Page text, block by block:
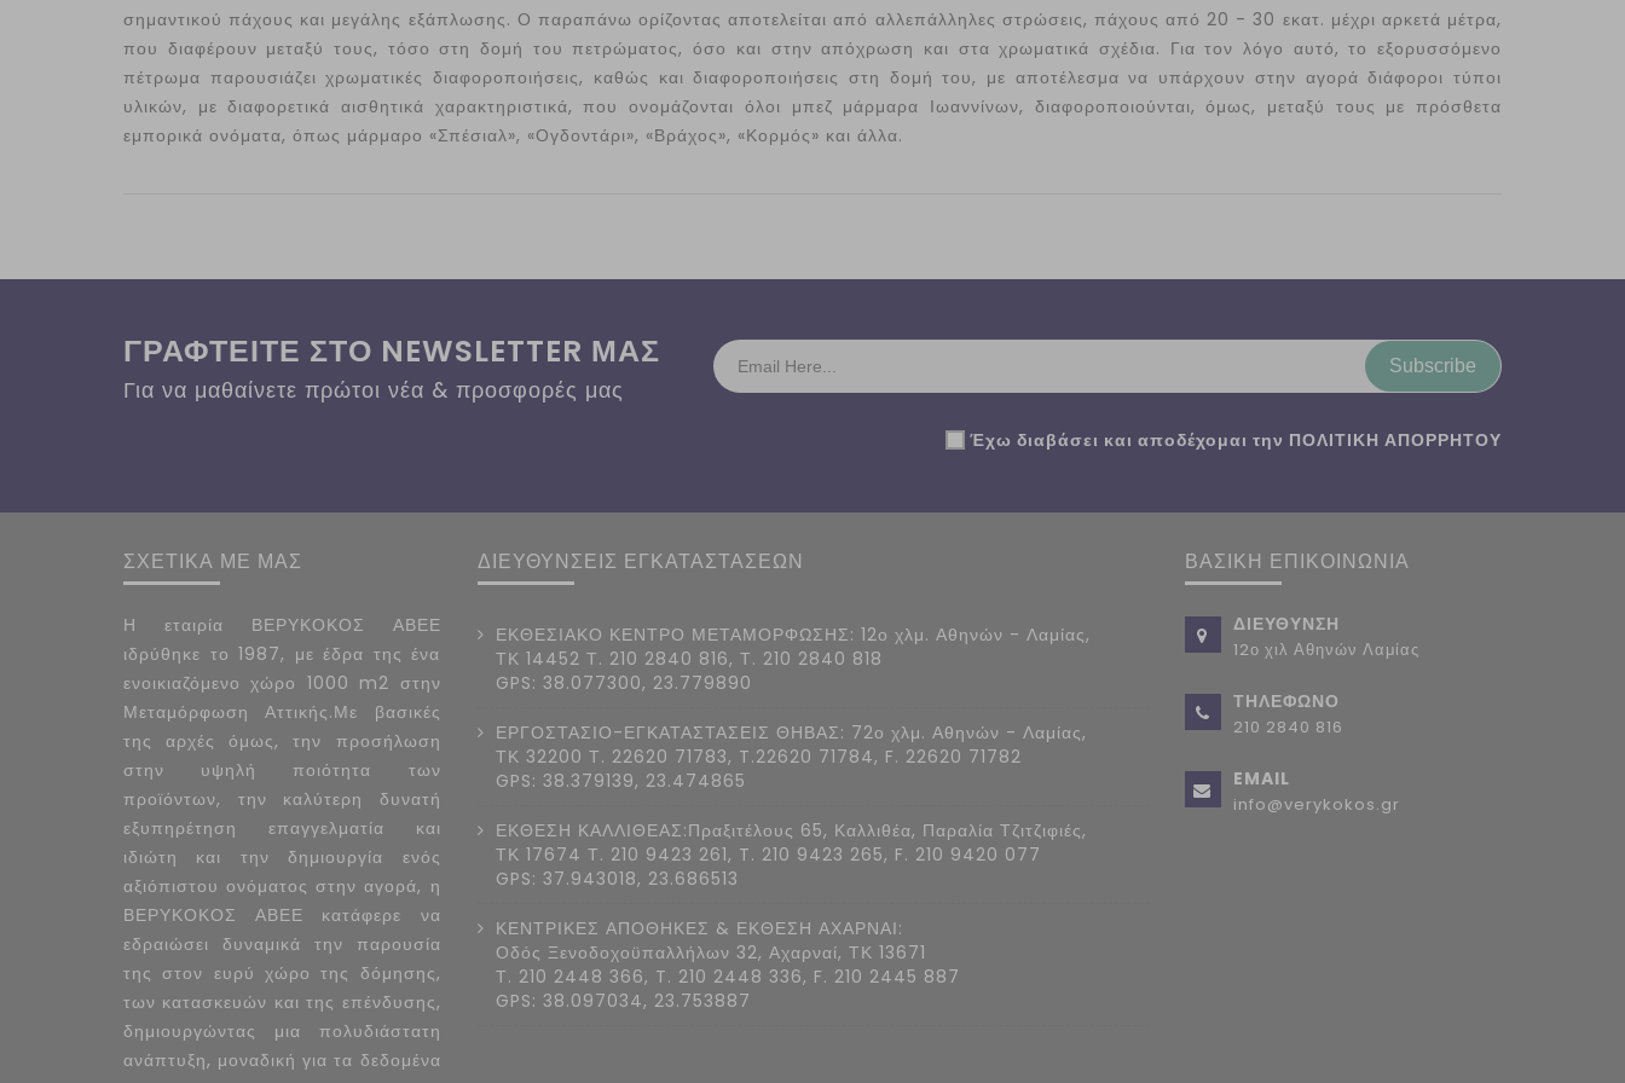
σημαντικού πάχους και μεγάλης εξάπλωσης. Ο παραπάνω ορίζοντας αποτελείται από αλλεπάλληλες στρώσεις, πάχους από 20 - 30 εκατ. μέχρι αρκετά μέτρα,
που διαφέρουν μεταξύ τους, τόσο στη δομή του πετρώματος, όσο και στην απόχρωση και στα χρωματικά σχέδια. Για τον λόγο αυτό, το εξορυσσόμενο
πέτρωμα παρουσιάζει χρωματικές διαφοροποιήσεις, καθώς και διαφοροποιήσεις στη δομή του, με αποτέλεσμα να υπάρχουν στην αγορά διάφοροι τύποι
υλικών, με διαφορετικά αισθητικά χαρακτηριστικά, που ονομάζονται όλοι μπεζ μάρμαρα Ιωαννίνων, διαφοροποιούνται, όμως, μεταξύ τους με πρόσθετα
εμπορικά ονόματα, όπως μάρμαρο «Σπέσιαλ», «Ογδοντάρι», «Βράχος», «Κορμός» και άλλα.
ΓΡΑΦΤΕΙΤΕ ΣΤΟ NEWSLETTER ΜΑΣ
Για να μαθαίνετε πρώτοι νέα & προσφορές μας
Subscribe
Έχω διαβάσει και αποδέχομαι την ΠΟΛΙΤΙΚΗ ΑΠΟΡΡΗΤΟΥ
ΣΧΕΤΙΚΑ ΜΕ ΜΑΣ
Η εταιρία ΒΕΡΥΚΟΚΟΣ ΑΒΕΕ
ιδρύθηκε το 1987, με έδρα της ένα
ενοικιαζόμενο χώρο 1000 m2 στην
Μεταμόρφωση Αττικής.Με βασικές
της αρχές όμως, την προσήλωση
στην υψηλή ποιότητα των
προϊόντων, την καλύτερη δυνατή
εξυπηρέτηση επαγγελματία και
ιδιώτη και την δημιουργία ενός
αξιόπιστου ονόματος στην αγορά, η
ΒΕΡΥΚΟΚΟΣ ΑΒΕΕ κατάφερε να
εδραιώσει δυναμικά την παρουσία
της στον ευρύ χώρο της δόμησης,
των κατασκευών και της επένδυσης,
δημιουργώντας μια πολυδιάστατη
ανάπτυξη, μοναδική για τα δεδομένα
ΔΙΕΥΘΥΝΣΕΙΣ ΕΓΚΑΤΑΣΤΑΣΕΩΝ
ΕΚΘΕΣΙΑΚΟ ΚΕΝΤΡΟ ΜΕΤΑΜΟΡΦΩΣΗΣ: 12ο χλμ. Αθηνών - Λαμίας,
ΤΚ 14452 Τ. 210 2840 816, Τ. 210 2840 818
GPS: 38.077300, 23.779890
ΕΡΓΟΣΤΑΣΙΟ-ΕΓΚΑΤΑΣΤΑΣΕΙΣ ΘΗΒΑΣ: 72ο χλμ. Αθηνών - Λαμίας,
ΤΚ 32200 Τ. 22620 71783, T.22620 71784, F. 22620 71782
GPS: 38.379139, 23.474865
ΕΚΘΕΣΗ ΚΑΛΛΙΘΕΑΣ:Πραξιτέλους 65, Καλλιθέα, Παραλία Τζιτζιφιές,
ΤΚ 17674 Τ. 210 9423 261, T. 210 9423 265, F. 210 9420 077
GPS: 37.943018, 23.686513
ΚΕΝΤΡΙΚΕΣ ΑΠΟΘΗΚΕΣ & ΕΚΘΕΣΗ ΑΧΑΡΝΑΙ:
Οδός Ξενοδοχοϋπαλλήλων 32, Αχαρναί, ΤΚ 13671
Τ. 210 2448 366, T. 210 2448 336, F. 210 2445 887
GPS: 38.097034, 23.753887
ΒΑΣΙΚΗ ΕΠΙΚΟΙΝΩΝΙΑ
ΔΙΕΥΘΥΝΣΗ
12ο χιλ Αθηνών Λαμίας
ΤΗΛΕΦΩΝΟ
210 2840 816
EMAIL
info@verykokos.gr